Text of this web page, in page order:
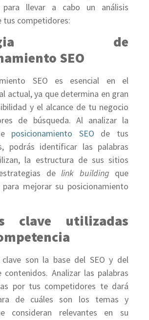
llevar a cabo un análisis
tus competidores:
de
SEO
SEO es esencial en el
actual, ya que determina en gran
y el alcance de tu negocio
de búsqueda. Al analizar la
posicionamiento SEO de tus
podrás identificar las palabras
la estructura de sus sitios
de link building que
mejorar su posicionamiento
clave utilizadas
clave son la base del SEO y del
Analizar las palabras
por tus competidores te dará
de cuáles son los temas y
consideran relevantes en su